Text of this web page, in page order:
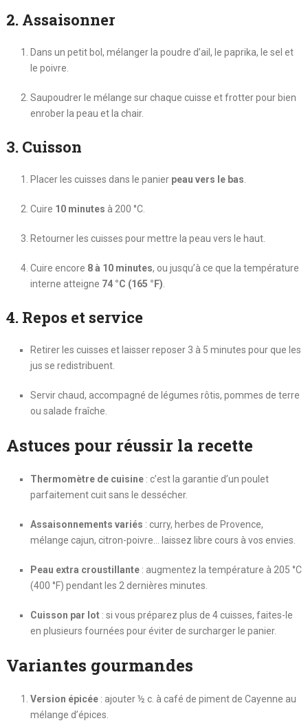
2. Assaisonner
Dans un petit bol, mélanger la poudre d’ail, le paprika, le sel et
le poivre.
Saupoudrer le mélange sur chaque cuisse et frotter pour bien
enrober la peau et la chair.
3. Cuisson
Placer les cuisses dans le panier peau vers le bas
Cuire 10 minutes à 200 °C.
Retourner les cuisses pour mettre la peau vers le haut.
Cuire encore 8 à 10 minutes, ou jusqu’à ce que la température
interne atteigne 74 °C (165 °F)
4. Repos et service
Retirer les cuisses et laisser reposer 3 à 5 minutes pour que les
jus se redistribuent.
Servir chaud, accompagné de légumes rôtis, pommes de terre
ou salade fraîche.
Astuces pour réussir la recette
Thermomètre de cuisine: c’est la garantie d’un poulet
parfaitement cuit sans le dessécher.
Assaisonnements variés : curry, herbes de Provence,
mélange cajun, citron-poivre… laissez libre cours à vos envies.
Peau extra croustillante: augmentez la température à 205 °C
(400 °F) pendant les 2 dernières minutes.
Cuisson par lot: si vous préparez plus de 4 cuisses, faites-le
en plusieurs fournées pour éviter de surcharger le panier.
Variantes gourmandes
Version épicée: ajouter ½ c. à café de piment de Cayenne au
mélange d’épices.